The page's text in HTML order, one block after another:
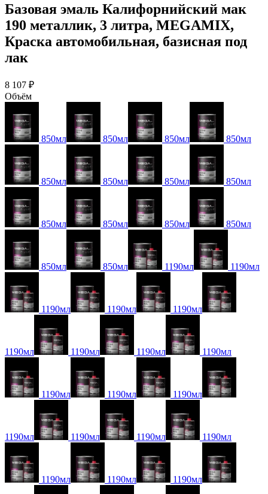
Базовая эмаль Калифорнийский мак
190 металлик, 3 литра, MEGAMIX,
Краска автомобильная, базисная под
лак
8 107 ₽
Объём
850мл 850мл 850мл 850мл
850мл 850мл 850мл 850мл
850мл 850мл 850мл 850мл
850мл 850мл 1190мл 1190мл
1190мл 1190мл 1190мл
1190мл 1190мл 1190мл 1190мл
1190мл 1190мл 1190мл
1190мл 1190мл 1190мл 1190мл
1190мл 1190мл 1190мл